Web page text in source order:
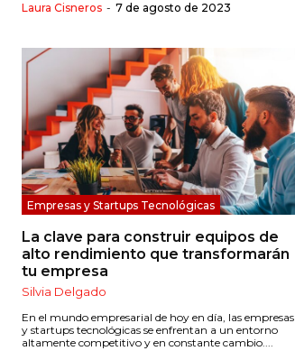
Laura Cisneros - 7 de agosto de 2023
Empresas y Startups Tecnológicas
La clave para construir equipos de
alto rendimiento que transformarán
tu empresa
Silvia Delgado
En el mundo empresarial de hoy en día, las empresas
y startups tecnológicas se enfrentan a un entorno
altamente competitivo y en constante cambio....